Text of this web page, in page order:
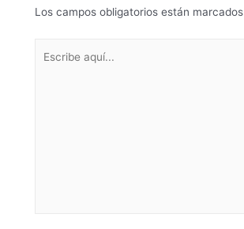
Los campos obligatorios están